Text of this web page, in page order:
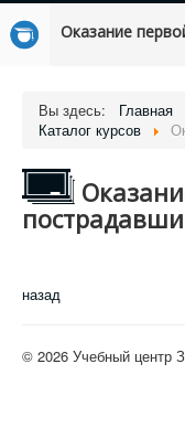
Оказание
Вы здесь: Главная
Каталог курсов
назад
© 2026 Учебный центр